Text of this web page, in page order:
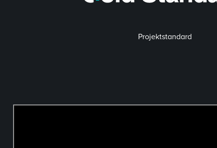
Projektstandard